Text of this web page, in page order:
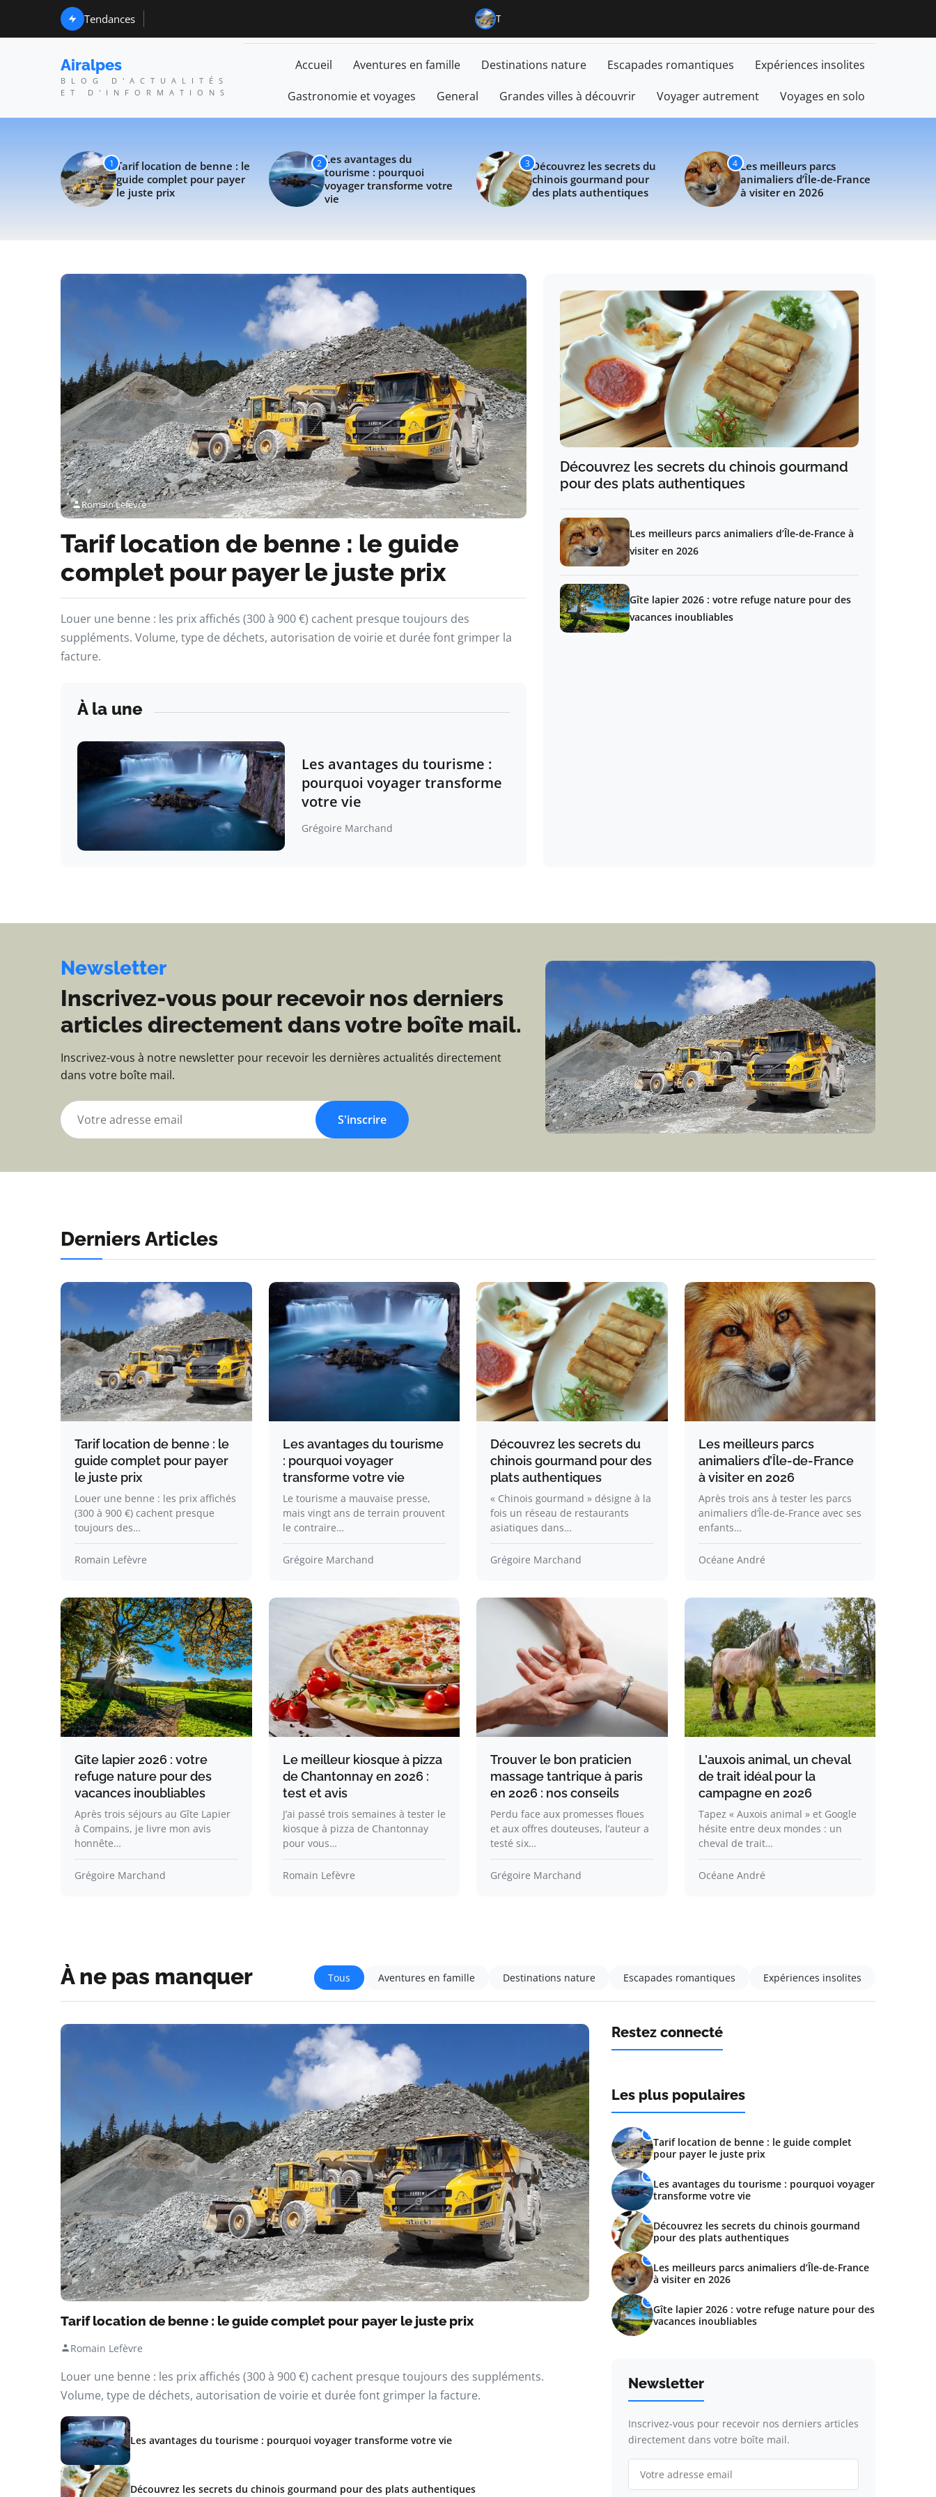
Airalpes - Blog d'actualités et d'informations
Tendances
complet pour payer le juste prix Les avantages du tourisme : pourquoi voyager transforme votre vie
Airalpes
BLOG D'ACTUALITÉS
ET D'INFORMATIONS
Accueil Aventures en famille Destinations nature Escapades romantiques Expériences insolites
Gastronomie et voyages General Grandes villes à découvrir Voyager autrement Voyages en solo
1 Tarif location de benne : le
guide complet pour payer
le juste prix
2 Les avantages du
tourisme : pourquoi
voyager transforme votre
vie
3 Découvrez les secrets du
chinois gourmand pour
des plats authentiques
4 Les meilleurs parcs
animaliers d’Île-de-France
à visiter en 2026
Romain Lefèvre
Tarif location de benne : le guide
complet pour payer le juste prix
Louer une benne : les prix affichés (300 à 900 €) cachent presque toujours des
suppléments. Volume, type de déchets, autorisation de voirie et durée font grimper la
facture.
À la une
Les avantages du tourisme :
pourquoi voyager transforme
votre vie
Grégoire Marchand
Découvrez les secrets du chinois gourmand
pour des plats authentiques
Les meilleurs parcs animaliers d’Île-de-France à
visiter en 2026
Gîte lapier 2026 : votre refuge nature pour des
vacances inoubliables
Newsletter
Inscrivez-vous pour recevoir nos derniers
articles directement dans votre boîte mail.
Inscrivez-vous à notre newsletter pour recevoir les dernières actualités directement
dans votre boîte mail.
S'inscrire
Derniers Articles
Tarif location de benne : le
guide complet pour payer
le juste prix
Louer une benne : les prix affichés
(300 à 900 €) cachent presque
toujours des…
Romain Lefèvre
Les avantages du tourisme
: pourquoi voyager
transforme votre vie
Le tourisme a mauvaise presse,
mais vingt ans de terrain prouvent
le contraire…
Grégoire Marchand
Découvrez les secrets du
chinois gourmand pour des
plats authentiques
« Chinois gourmand » désigne à la
fois un réseau de restaurants
asiatiques dans…
Grégoire Marchand
Les meilleurs parcs
animaliers d’Île-de-France
à visiter en 2026
Après trois ans à tester les parcs
animaliers d’Île-de-France avec ses
enfants…
Océane André
Gîte lapier 2026 : votre
refuge nature pour des
vacances inoubliables
Après trois séjours au Gîte Lapier
à Compains, je livre mon avis
honnête…
Grégoire Marchand
Le meilleur kiosque à pizza
de Chantonnay en 2026 :
test et avis
J’ai passé trois semaines à tester le
kiosque à pizza de Chantonnay
pour vous…
Romain Lefèvre
Trouver le bon praticien
massage tantrique à paris
en 2026 : nos conseils
Perdu face aux promesses floues
et aux offres douteuses, l’auteur a
testé six…
Grégoire Marchand
L'auxois animal, un cheval
de trait idéal pour la
campagne en 2026
Tapez « Auxois animal » et Google
hésite entre deux mondes : un
cheval de trait…
Océane André
À ne pas manquer Tous Aventures en famille Destinations nature Escapades romantiques Expériences insolites
Tarif location de benne : le guide complet pour payer le juste prix
Romain Lefèvre
Louer une benne : les prix affichés (300 à 900 €) cachent presque toujours des suppléments.
Volume, type de déchets, autorisation de voirie et durée font grimper la facture.
Les avantages du tourisme : pourquoi voyager transforme votre vie
Découvrez les secrets du chinois gourmand pour des plats authentiques
Restez connecté
Les plus populaires
1
Tarif location de benne : le guide complet
pour payer le juste prix
2
Les avantages du tourisme : pourquoi voyager
transforme votre vie
3
Découvrez les secrets du chinois gourmand
pour des plats authentiques
4
Les meilleurs parcs animaliers d’Île-de-France
à visiter en 2026
5
Gîte lapier 2026 : votre refuge nature pour des
vacances inoubliables
Newsletter
Inscrivez-vous pour recevoir nos derniers articles
directement dans votre boîte mail.